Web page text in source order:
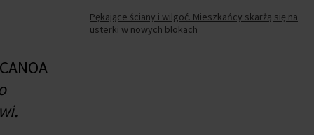
Pękające ściany i wilgoć. Mieszkańcy skarżą się na
usterki w nowych blokach